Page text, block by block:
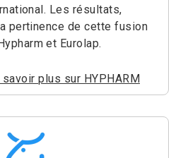
Les résultats,
pertinence de cette fusion
et Eurolap.
savoir plus sur HYPHARM